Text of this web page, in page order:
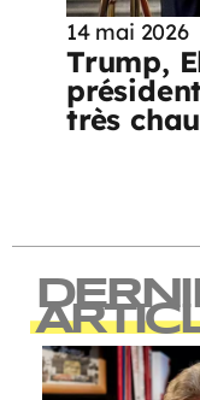
14 mai 2026
Trump,
très